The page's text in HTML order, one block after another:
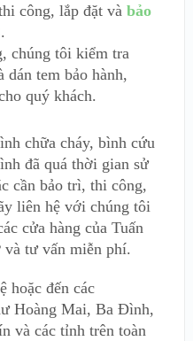
công, lắp đặt và bảo
.
chúng tôi kiểm tra
dán tem bảo hành,
quý khách.
chữa cháy, bình cứu
đã quá thời gian sử
cần bảo trì, thi công,
liên hệ với chúng tôi
cửa hàng của Tuấn
tư vấn miễn phí.
hoặc đến các
Hoàng Mai, Ba Đình,
và các tỉnh trên toàn